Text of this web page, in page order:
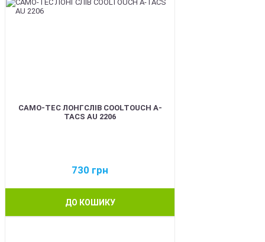
CAMO-TEC ЛОНГСЛІВ COOLTOUCH A-
TACS AU 2206
730 грн
ДО КОШИКУ